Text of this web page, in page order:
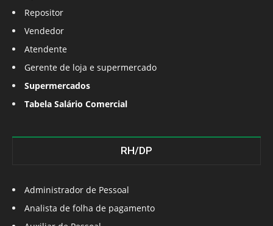
Repositor
Vendedor
Atendente
Gerente de loja e supermercado
Supermercados
Tabela Salário Comercial
RH/DP
Administrador de Pessoal
Analista de folha de pagamento